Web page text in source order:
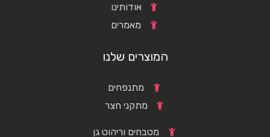
אודותינו
מאמרים
המוצרים שלנו
מתנפחים
מתקני חצר
מטבחים וריהוט גן